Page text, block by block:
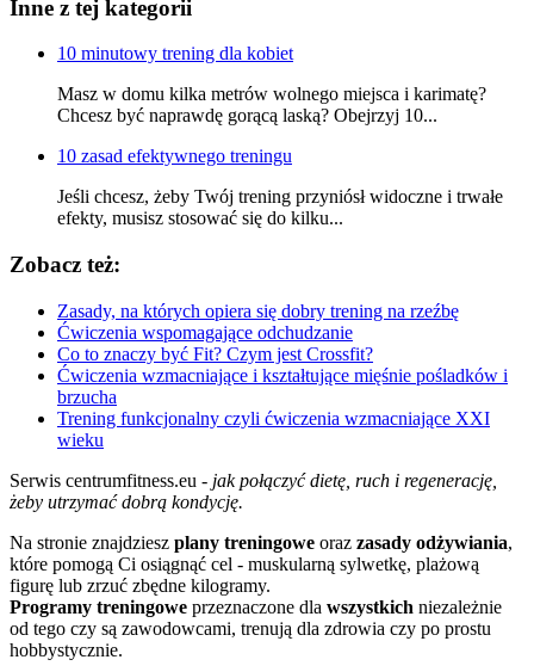
Inne z tej kategorii
10 minutowy trening dla kobiet
Masz w domu kilka metrów wolnego miejsca i karimatę?
Chcesz być naprawdę gorącą laską? Obejrzyj 10...
10 zasad efektywnego treningu
Jeśli chcesz, żeby Twój trening przyniósł widoczne i trwałe
efekty, musisz stosować się do kilku...
Zobacz też:
Zasady, na których opiera się dobry trening na rzeźbę
Ćwiczenia wspomagające odchudzanie
Co to znaczy być Fit? Czym jest Crossfit?
Ćwiczenia wzmacniające i kształtujące mięśnie pośladków i
brzucha
Trening funkcjonalny czyli ćwiczenia wzmacniające XXI
wieku
Serwis centrumfitness.eu - jak połączyć dietę, ruch i regenerację,
żeby utrzymać dobrą kondycję.
Na stronie znajdziesz plany treningowe oraz zasady odżywiania,
które pomogą Ci osiągnąć cel - muskularną sylwetkę, plażową
figurę lub zrzuć zbędne kilogramy.
Programy treningowe przeznaczone dla wszystkich niezależnie
od tego czy są zawodowcami, trenują dla zdrowia czy po prostu
hobbystycznie.